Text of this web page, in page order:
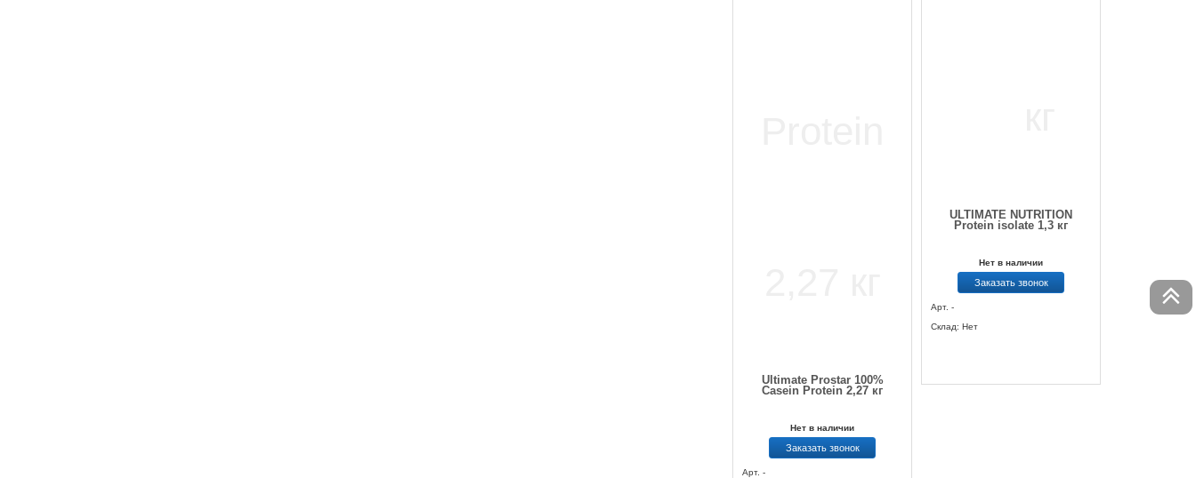
Ultimate Prostar 100%
Casein Protein 2,27 кг
Нет в наличии
Заказать звонок
Арт. -
ULTIMATE NUTRITION
Protein isolate 1,3 кг
Нет в наличии
Заказать звонок
Арт. -
Склад: Нет